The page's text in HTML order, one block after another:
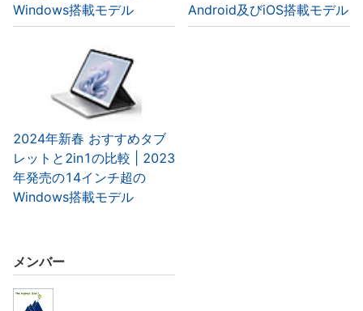
Windows搭載モデル
Android及びiOS搭載モデル
2024年新春 おすすめタブ
レットと2in1の比較 | 2023
年発売の14インチ超の
Windows搭載モデル
メンバー